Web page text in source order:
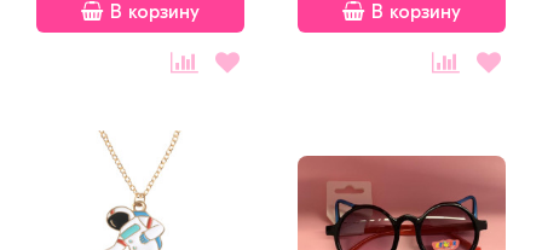
В корзину В корзину